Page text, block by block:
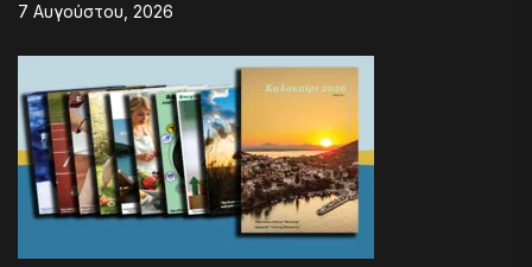
7 Αυγούστου, 2026